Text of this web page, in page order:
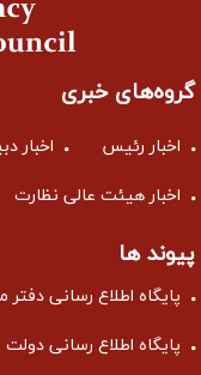
گروه‌های خبری
اخبار رئیس اخبار
اخبار هیئت عالی نظارت
پیوند ها
پایگاه اطلاع رسانی
پایگاه اطلاع رسانی دولت